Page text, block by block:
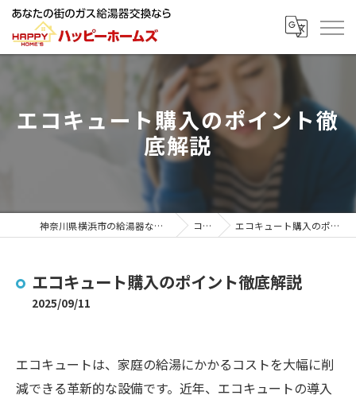
エコキュート購入のポイント徹
底解説
神奈川県横浜市の給湯器ならハッピーホームズ コラム エコキュート購入のポイント徹底解説
エコキュート購入のポイント徹底解説
2025/09/11
エコキュートは、家庭の給湯にかかるコストを大幅に削
減できる革新的な設備です。近年、エコキュートの導入